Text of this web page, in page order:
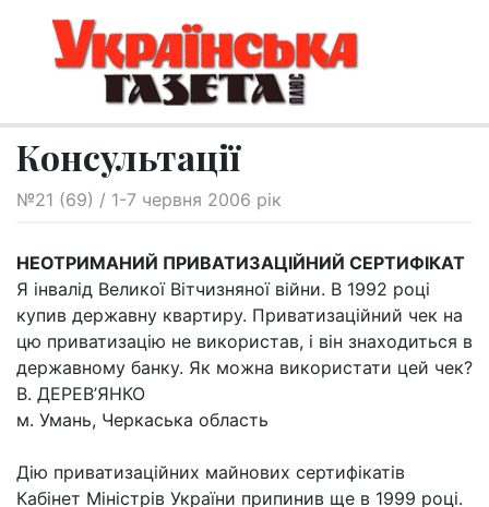
Консультації
№21 (69) / 1-7 червня 2006 рік
НЕОТРИМАНИЙ ПРИВАТИЗАЦІЙНИЙ СЕРТИФІКАТ
Я інвалід Великої Вітчизняної війни. В 1992 році
купив державну квартиру. Приватизаційний чек на
цю приватизацію не використав, і він знаходиться в
державному банку. Як можна використати цей чек?
В. ДЕРЕВ’ЯНКО
м. Умань, Черкаська область
Дію приватизаційних майнових сертифікатів
Кабінет Міністрів України припинив ще в 1999 році.